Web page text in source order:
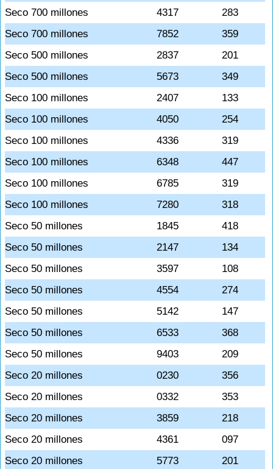
Seco 700 millones
4317
283
Seco 700 millones
7852
359
Seco 500 millones
2837
201
Seco 500 millones
5673
349
Seco 100 millones
2407
133
Seco 100 millones
4050
254
Seco 100 millones
4336
319
Seco 100 millones
6348
447
Seco 100 millones
6785
319
Seco 100 millones
7280
318
Seco 50 millones
1845
418
Seco 50 millones
2147
134
Seco 50 millones
3597
108
Seco 50 millones
4554
274
Seco 50 millones
5142
147
Seco 50 millones
6533
368
Seco 50 millones
9403
209
Seco 20 millones
0230
356
Seco 20 millones
0332
353
Seco 20 millones
3859
218
Seco 20 millones
4361
097
Seco 20 millones
5773
201